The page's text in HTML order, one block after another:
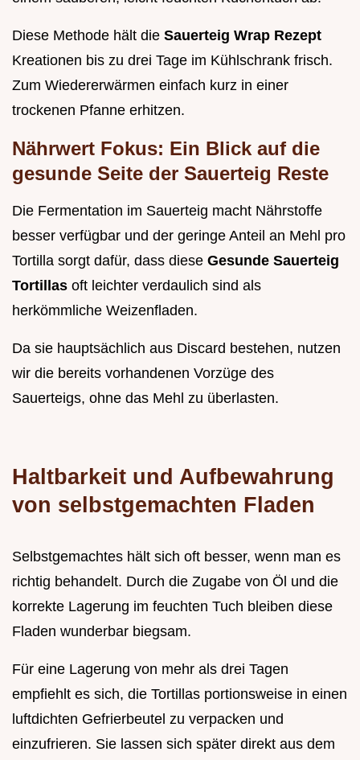
Diese Methode hält die Sauerteig Wrap Rezept
Kreationen bis zu drei Tage im Kühlschrank frisch.
Zum Wiedererwärmen einfach kurz in einer
trockenen Pfanne erhitzen.
Nährwert Fokus: Ein Blick auf die
gesunde Seite der Sauerteig Reste
Die Fermentation im Sauerteig macht Nährstoffe
besser verfügbar und der geringe Anteil an Mehl pro
Tortilla sorgt dafür, dass diese Gesunde Sauerteig
Tortillas oft leichter verdaulich sind als
herkömmliche Weizenfladen.
Da sie hauptsächlich aus Discard bestehen, nutzen
wir die bereits vorhandenen Vorzüge des
Sauerteigs, ohne das Mehl zu überlasten.
Haltbarkeit und Aufbewahrung
von selbstgemachten Fladen
Selbstgemachtes hält sich oft besser, wenn man es
richtig behandelt. Durch die Zugabe von Öl und die
korrekte Lagerung im feuchten Tuch bleiben diese
Fladen wunderbar biegsam.
Für eine Lagerung von mehr als drei Tagen
empfiehlt es sich, die Tortillas portionsweise in einen
luftdichten Gefrierbeutel zu verpacken und
einzufrieren. Sie lassen sich später direkt aus dem